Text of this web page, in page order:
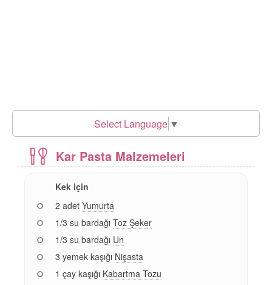
Select Language ▼
Kar Pasta Malzemeleri
Kek için
2 adet Yumurta
1/3 su bardağı Toz Şeker
1/3 su bardağı Un
3 yemek kaşığı Nişasta
1 çay kaşığı Kabartma Tozu